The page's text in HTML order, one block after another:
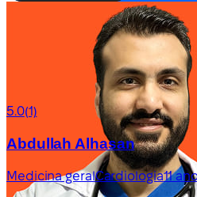
5.0(1)
Abdullah Alhasan
Medicina geralCardiologia11